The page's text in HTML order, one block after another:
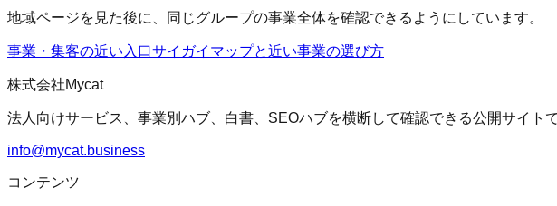
地域ページを見た後に、同じグループの事業全体を確認できるようにしています。
事業・集客の近い入口サイガイマップと近い事業の選び方
株式会社Mycat
法人向けサービス、事業別ハブ、白書、SEOハブを横断して確認できる公開サイトで
info@mycat.business
コンテンツ